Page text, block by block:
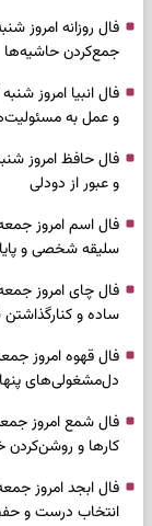
جمع‌کردن حاشیه‌ها
و عمل به
و عبور از دودلی
سلیقه شخصی و
ساده و
دل‌مشغولی‌های
کارها و روشن‌کردن
انتخاب درست و